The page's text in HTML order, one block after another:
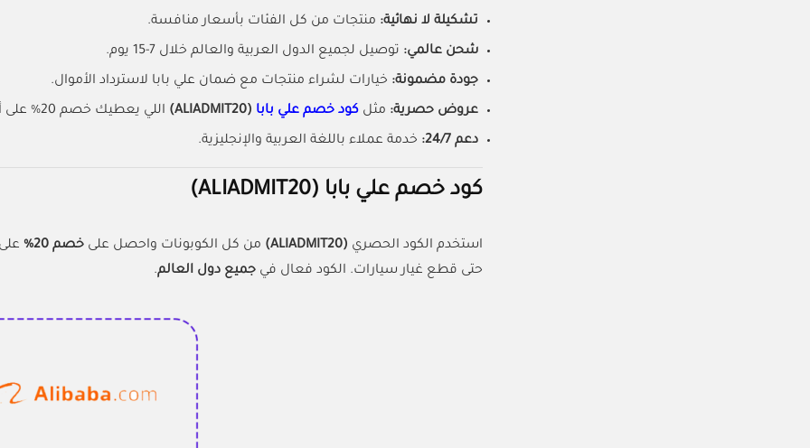
تشكيلة لا نهائية: منتجات من كل الفئات بأسعار منافسة.
شحن عالمي: توصيل لجميع الدول العربية والعالم خلال 7-15 يوم.
جودة مضمونة: خيارات لشراء منتجات مع ضمان علي بابا لاسترداد الأموال.
عروض حصرية: مثل كود خصم علي بابا (ALIADMIT20) اللي يعطيك خصم 20% على أي منتج.
دعم 24/7: خدمة عملاء باللغة العربية والإنجليزية.
كود خصم علي بابا (ALIADMIT20)
استخدم الكود الحصري (ALIADMIT20) من كل الكوبونات واحصل على خصم 20%
حتى قطع غيار سيارات. الكود فعال في جميع دول العالم.